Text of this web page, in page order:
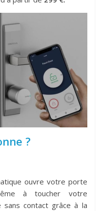
?
ouvre votre porte
à toucher votre
sans contact grâce à la